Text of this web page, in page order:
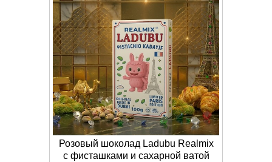
Розовый шоколад Ladubu Realmix
c фисташками и сахарной ватой